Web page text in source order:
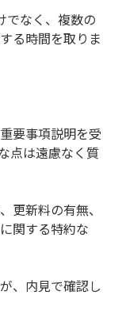
でなく、複数の
る時間を取りま
要事項説明を受
点は遠慮なく質
更新料の有無、
関する特約な
、内見で確認し